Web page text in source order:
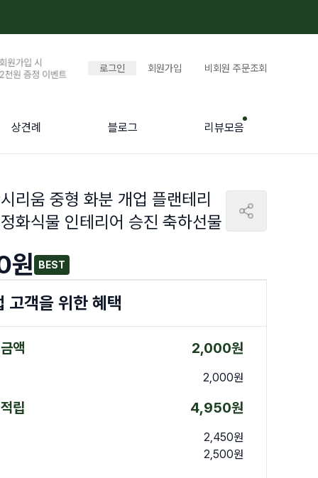
로그인 회원가입 비회원 주문조회
상견례 블로그 리뷰모음
리움 중형 화분 개업 플랜테리
화식물 인테리어 승진 축하선물
원 BEST
고객을 위한 혜택
액 2,000원
2,000원
립 4,950원
2,450원
2,500원